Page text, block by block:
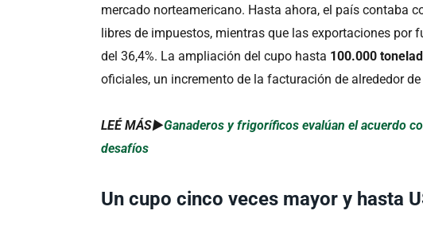
mercado norteamericano. Hasta ahora, el país contaba
libres de impuestos, mientras que las exportaciones por
del 36,4%. La ampliación del cupo hasta 100.000
oficiales, un incremento de la facturación de alrededor
LEÉ MÁS►Ganaderos y frigoríficos evalúan el acuerdo
desafíos
Un cupo cinco veces mayor y hasta